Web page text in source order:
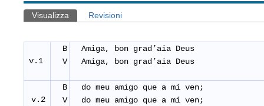
Schede primarie
Visualizza (scheda attiva)
Revisioni
v.1
B
V
Amiga, bon grad’aia Deus
Amiga, bon grad’aia Deus
v.2
B
V
do meu amigo que a mí ven;
do meu amigo que a mí ven;